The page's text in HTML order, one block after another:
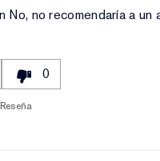
No, no recomendaría a un
0